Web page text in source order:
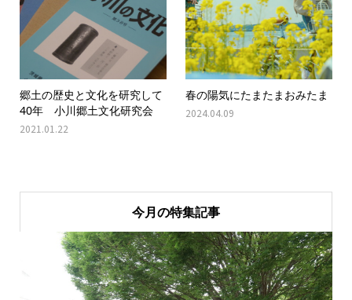
郷土の歴史と文化を研究して
40年 小川郷土文化研究会
2021.01.22
春の陽気にたまたまおみたま
2024.04.09
今月の特集記事